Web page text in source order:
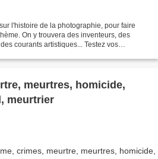
l'histoire de la photographie, pour faire
On y trouvera des inventeurs, des
courants artistiques... Testez vos
meurtres, homicide,
meurtrier